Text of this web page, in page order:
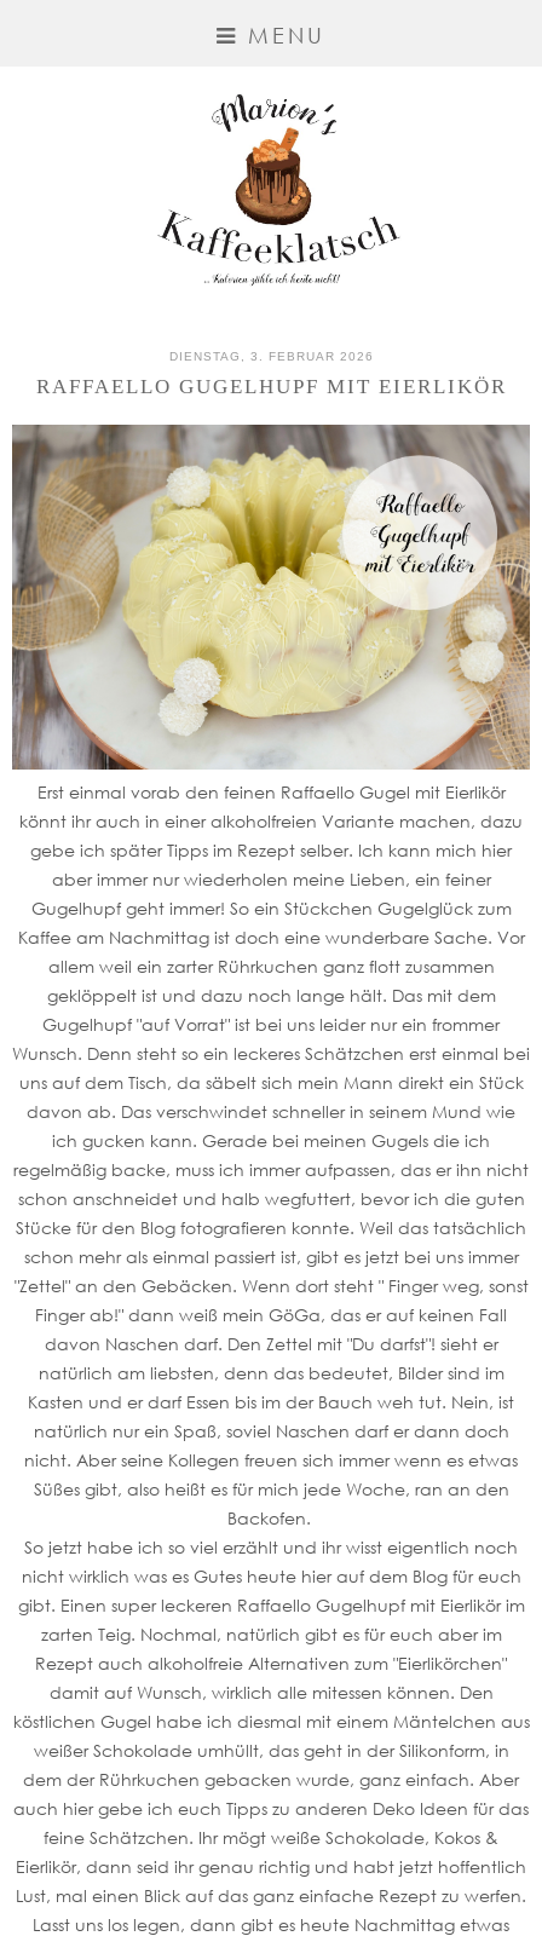
MENU
DIENSTAG, 3. FEBRUAR 2026
RAFFAELLO GUGELHUPF MIT EIERLIKÖR
Erst einmal vorab den feinen Raffaello Gugel mit Eierlikör
könnt ihr auch in einer alkoholfreien Variante machen, dazu
gebe ich später Tipps im Rezept selber. Ich kann mich hier
aber immer nur wiederholen meine Lieben, ein feiner
Gugelhupf geht immer! So ein Stückchen Gugelglück zum
Kaffee am Nachmittag ist doch eine wunderbare Sache. Vor
allem weil ein zarter Rührkuchen ganz flott zusammen
geklöppelt ist und dazu noch lange hält. Das mit dem
Gugelhupf "auf Vorrat" ist bei uns leider nur ein frommer
Wunsch. Denn steht so ein leckeres Schätzchen erst einmal bei
uns auf dem Tisch, da säbelt sich mein Mann direkt ein Stück
davon ab. Das verschwindet schneller in seinem Mund wie
ich gucken kann. Gerade bei meinen Gugels die ich
regelmäßig backe, muss ich immer aufpassen, das er ihn nicht
schon anschneidet und halb wegfuttert, bevor ich die guten
Stücke für den Blog fotografieren konnte. Weil das tatsächlich
schon mehr als einmal passiert ist, gibt es jetzt bei uns immer
"Zettel" an den Gebäcken. Wenn dort steht " Finger weg, sonst
Finger ab!" dann weiß mein GöGa, das er auf keinen Fall
davon Naschen darf. Den Zettel mit "Du darfst"! sieht er
natürlich am liebsten, denn das bedeutet, Bilder sind im
Kasten und er darf Essen bis im der Bauch weh tut. Nein, ist
natürlich nur ein Spaß, soviel Naschen darf er dann doch
nicht. Aber seine Kollegen freuen sich immer wenn es etwas
Süßes gibt, also heißt es für mich jede Woche, ran an den
Backofen.
So jetzt habe ich so viel erzählt und ihr wisst eigentlich noch
nicht wirklich was es Gutes heute hier auf dem Blog für euch
gibt. Einen super leckeren Raffaello Gugelhupf mit Eierlikör im
zarten Teig. Nochmal, natürlich gibt es für euch aber im
Rezept auch alkoholfreie Alternativen zum "Eierlikörchen"
damit auf Wunsch, wirklich alle mitessen können. Den
köstlichen Gugel habe ich diesmal mit einem Mäntelchen aus
weißer Schokolade umhüllt, das geht in der Silikonform, in
dem der Rührkuchen gebacken wurde, ganz einfach. Aber
auch hier gebe ich euch Tipps zu anderen Deko Ideen für das
feine Schätzchen. Ihr mögt weiße Schokolade, Kokos &
Eierlikör, dann seid ihr genau richtig und habt jetzt hoffentlich
Lust, mal einen Blick auf das ganz einfache Rezept zu werfen.
Lasst uns los legen, dann gibt es heute Nachmittag etwas